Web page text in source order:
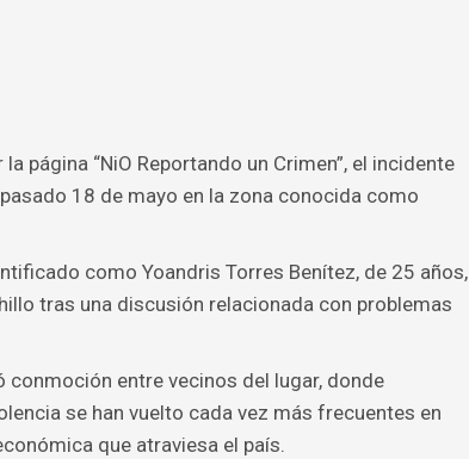
página “NiO Reportando un Crimen”, el incidente
18 de mayo en la zona conocida como
como Yoandris Torres Benítez, de 25 años,
tras una discusión relacionada con problemas
conmoción entre vecinos del lugar, donde
se han vuelto cada vez más frecuentes en
que atraviesa el país.